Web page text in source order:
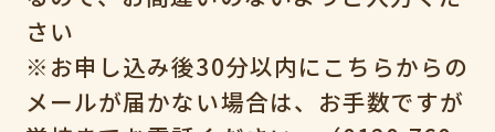
さい
※お申し込み後30分以内にこちらからの
メールが届かない場合は、お手数ですが